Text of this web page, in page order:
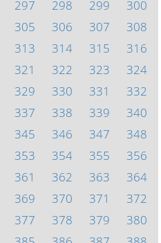
297 298 299
300
305 306 307
308
313 314 315
316
321 322 323
324
329 330 331
332
337 338 339
340
345 346 347
348
353 354 355
356
361 362 363
364
369 370 371
372
377 378 379
380